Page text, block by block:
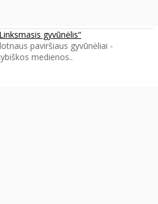
gyvūnėlis“
paviršiaus gyvūnėliai -
medienos..